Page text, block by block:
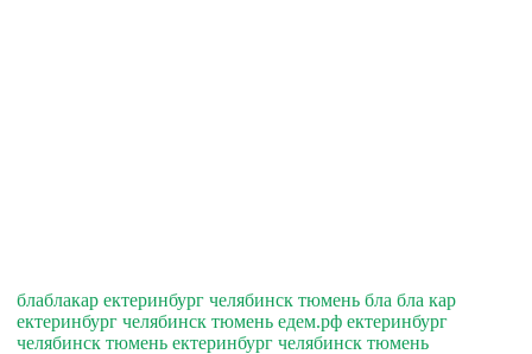
блаблакар ектеринбург челябинск тюмень бла бла кар
ектеринбург челябинск тюмень едем.рф ектеринбург
челябинск тюмень ектеринбург челябинск тюмень